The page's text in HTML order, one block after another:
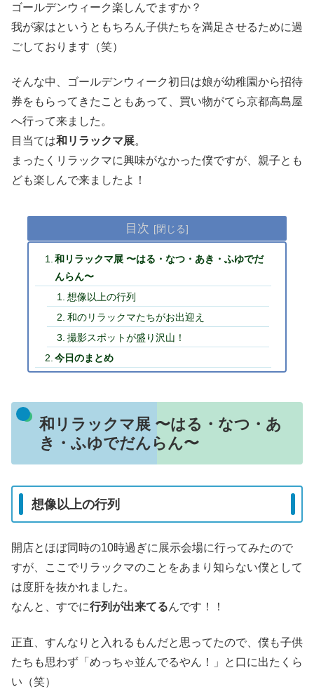
ゴールデンウィーク楽しんでますか？
我が家はというともちろん子供たちを満足させるために過
ごしております（笑）
そんな中、ゴールデンウィーク初日は娘が幼稚園から招待
券をもらってきたこともあって、買い物がてら京都高島屋
へ行って来ました。
目当ては和リラックマ展。
まったくリラックマに興味がなかった僕ですが、親子とも
ども楽しんで来ましたよ！
目次
和リラックマ展 〜はる・なつ・あき・ふゆでだ
んらん〜
想像以上の行列
和のリラックマたちがお出迎え
撮影スポットが盛り沢山！
今日のまとめ
和リラックマ展 〜はる・なつ・あ
き・ふゆでだんらん〜
想像以上の行列
開店とほぼ同時の10時過ぎに展示会場に行ってみたので
すが、ここでリラックマのことをあまり知らない僕として
は度肝を抜かれました。
なんと、すでに行列が出来てるんです！！
正直、すんなりと入れるもんだと思ってたので、僕も子供
たちも思わず「めっちゃ並んでるやん！」と口に出たくら
い（笑）